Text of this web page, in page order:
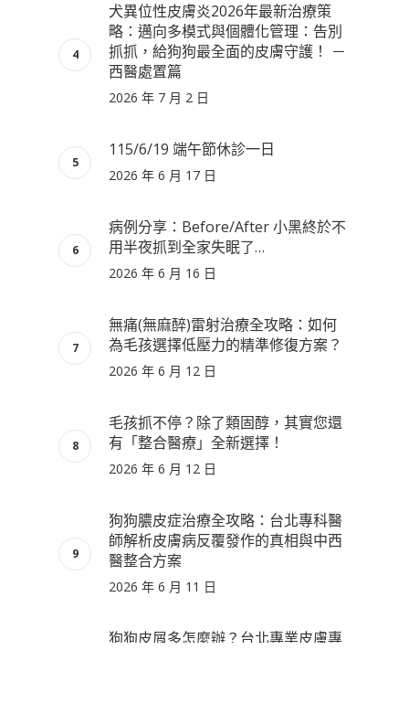
犬異位性皮膚炎2026年最新治療策
略：邁向多模式與個體化管理：告別
抓抓，給狗狗最全面的皮膚守護！ －
西醫處置篇
2026 年 7 月 2 日
115/6/19 端午節休診一日
2026 年 6 月 17 日
病例分享：Before/After 小黑終於不
用半夜抓到全家失眠了…
2026 年 6 月 16 日
無痛(無麻醉)雷射治療全攻略：如何
為毛孩選擇低壓力的精準修復方案？
2026 年 6 月 12 日
毛孩抓不停？除了類固醇，其實您還
有「整合醫療」全新選擇！
2026 年 6 月 12 日
狗狗膿皮症治療全攻略：台北專科醫
師解析皮膚病反覆發作的真相與中西
醫整合方案
2026 年 6 月 11 日
狗狗皮屑多怎麼辦？台北專業皮膚專